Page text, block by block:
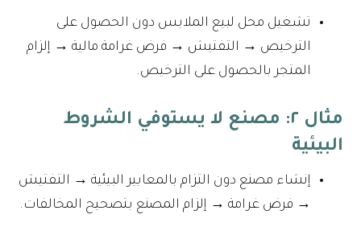
تشغيل محل لبيع الملابس دون الحصول على
الترخيص → التفتيش → فرض غرامة مالية → إلزام
المتجر بالحصول على الترخيص.
مثال ٢: مصنع لا يستوفي الشروط
البيئية
إنشاء مصنع دون التزام بالمعايير البيئية → التفتيش
→ فرض غرامة → إلزام المصنع بتصحيح المخالفات.